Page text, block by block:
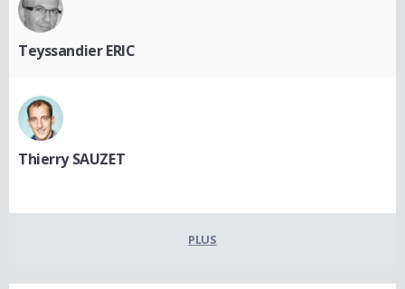
Teyssandier ERIC
Thierry SAUZET
PLUS